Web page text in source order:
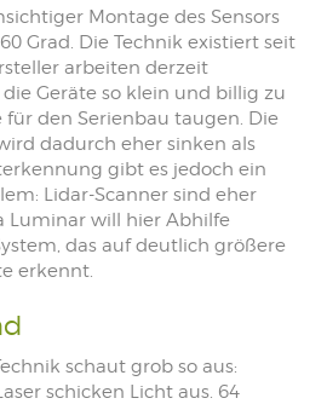
Montage des Sensors
Grad. Die Technik existiert seit
arbeiten derzeit
Geräte so klein und billig zu
für den Serienbau taugen. Die
dadurch eher sinken als
gibt es jedoch ein
Lidar-Scanner sind eher
Luminar will hier Abhilfe
das auf deutlich größere
erkennt.
schaut grob so aus:
schicken Licht aus. 64